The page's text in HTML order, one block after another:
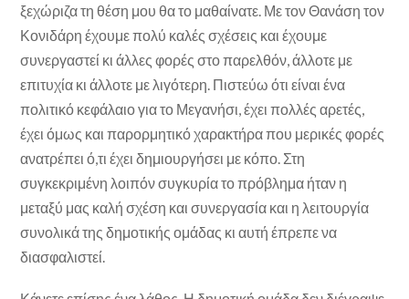
ξεχώριζα τη θέση μου θα το μαθαίνατε. Με τον Θανάση τον
Κονιδάρη έχουμε πολύ καλές σχέσεις και έχουμε
συνεργαστεί κι άλλες φορές στο παρελθόν, άλλοτε με
επιτυχία κι άλλοτε με λιγότερη. Πιστεύω ότι είναι ένα
πολιτικό κεφάλαιο για το Μεγανήσι, έχει πολλές αρετές,
έχει όμως και παρορμητικό χαρακτήρα που μερικές φορές
ανατρέπει ό,τι έχει δημιουργήσει με κόπο. Στη
συγκεκριμένη λοιπόν συγκυρία το πρόβλημα ήταν η
μεταξύ μας καλή σχέση και συνεργασία και η λειτουργία
συνολικά της δημοτικής ομάδας κι αυτή έπρεπε να
διασφαλιστεί.